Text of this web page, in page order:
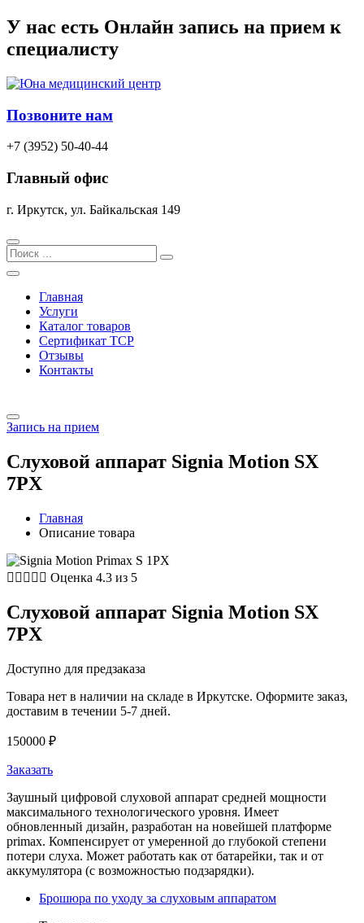
Перейти
к
содержимому
У нас есть Онлайн запись на прием к
специалисту
Позвоните нам
+7 (3952) 50-40-44
Главный офис
г. Иркутск, ул. Байкальская 149
Search
Главная
Услуги
Каталог товаров
Сертификат TCP
Отзывы
Контакты
Запись на прием
Слуховой аппарат Signia Motion SX
7PX
Главная
Описание товара
     Оценка 4.3 из 5
Слуховой аппарат Signia Motion SX
7PX
Доступно для предзаказа
Товара нет в наличии на складе в Иркутске. Оформите заказ,
доставим в течении 5-7 дней.
150000 ₽
Заказать
Заушный цифровой слуховой аппарат средней мощности
максимального технологического уровня. Имеет
обновленный дизайн, разработан на новейшей платформе
primax. Компенсирует от умеренной до глубокой степени
потери слуха. Может работать как от батарейки, так и от
аккумулятора (с возможностью подзарядки).
Брошюра по уходу за слуховым аппаратом